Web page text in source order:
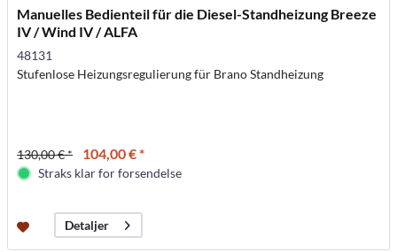
Manuelles Bedienteil für die Diesel-Standheizung Breeze
IV / Wind IV / ALFA
48131
Stufenlose Heizungsregulierung für Brano Standheizung
130,00 € * 104,00 € *
Straks klar for forsendelse
Detaljer